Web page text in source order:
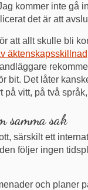
kommer inte gå
det är att
att allt skulle bli
äktenskapsskillnad
bit. Det låter
vitt, på två
samma sak
särskilt ett
följer ingen
och planer